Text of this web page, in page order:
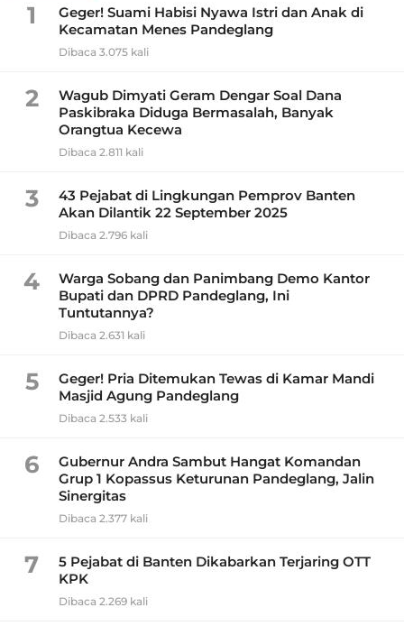
1
Geger! Suami Habisi Nyawa Istri dan Anak di
Kecamatan Menes Pandeglang
Dibaca 3.075 kali
2
Wagub Dimyati Geram Dengar Soal Dana
Paskibraka Diduga Bermasalah, Banyak
Orangtua Kecewa
Dibaca 2.811 kali
3
43 Pejabat di Lingkungan Pemprov Banten
Akan Dilantik 22 September 2025
Dibaca 2.796 kali
4
Warga Sobang dan Panimbang Demo Kantor
Bupati dan DPRD Pandeglang, Ini
Tuntutannya?
Dibaca 2.631 kali
5
Geger! Pria Ditemukan Tewas di Kamar Mandi
Masjid Agung Pandeglang
Dibaca 2.533 kali
6
Gubernur Andra Sambut Hangat Komandan
Grup 1 Kopassus Keturunan Pandeglang, Jalin
Sinergitas
Dibaca 2.377 kali
7
5 Pejabat di Banten Dikabarkan Terjaring OTT
KPK
Dibaca 2.269 kali